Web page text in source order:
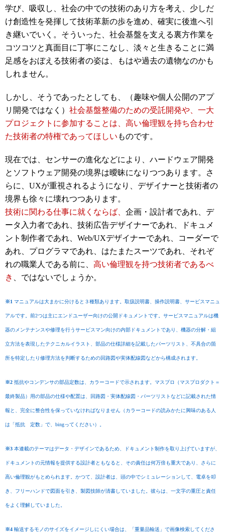
学び、吸収し、社会の中での技術のあり方を考え、少しだ
け創造性を発揮して技術革新の歩を進め、確実に後進へ引
き継いでいく。そういった、社会基盤を支える裏方作業を
コツコツと真面目に丁寧にこなし、淡々と生きることに満
足感をおぼえる技術者の姿は、もはや過去の遺物なのかも
しれません。
しかし、そうであったとしても、（趣味や個人公開のアプ
リ開発ではなく） 社会基盤整備のための受託開発や、一大
プロジェクトに参加することは、高い倫理観を持ち合わせ
た技術者の特権であってほしい ものです。
現在では、センサーの進化などにより、ハードウェア開発
とソフトウェア開発の境界は曖昧になりつつあります。さ
らに、UXが重視されるようになり、デザイナーと技術者の
境界も徐々に壊れつつあります。
技術に関わる仕事に就くならば、 企画・設計者であれ、デ
ータ入力者であれ、技術広告デザイナーであれ、ドキュメ
ント制作者であれ、Web/UXデザイナーであれ、コーダーで
あれ、プログラマであれ、はたまたスーツであれ、それぞ
れの職業人である前に、 高い倫理観を持つ技術者であるべ
き
、ではないでしょうか。
※1 マニュアルは大まかに分けると３種類あります。取扱説明書、操作説明書、サービスマニュ
アルです。前2つは主にエンドユーザー向けの公開ドキュメントです。サービスマニュアルは機
器のメンテナンスや修理を行うサービスマン向けの内部ドキュメントであり、機器の分解・組
立方法を表現したテクニカルイラスト、部品の仕様詳細を記載したパーツリスト、不具合の箇
所を特定したり修理方法を判断するための回路図や実体配線図などから構成されます。
※2 抵抗やコンデンサの部品定数は、カラーコードで示されます。マスプロ（マスプロダクト＝
最終製品）用の部品の仕様や配置は、回路図・実体配線図・パーツリストなどに記載された情
報と、完全に整合性を保っていなければなりません（カラーコードの読みかたに興味のある人
は「抵抗 定数」で、bingってください）。
※3 本連載のテーマはデータ・デザインであるため、ドキュメント制作を取り上げていますが、
ドキュメントの元情報を提供する設計者ともなると、その責任は何万倍も重大であり、さらに
高い倫理観がもとめられます。かつて、設計者は、頭の中でシミュレーションして、電卓を叩
き、フリーハンドで図面を引き、製図技師が清書していました。彼らは、一文字の重圧と責任
をよく理解していました。
※4 輸送するモノのサイズをイメージしにくい場合は、「重量品輸送」で画像検索してくださ